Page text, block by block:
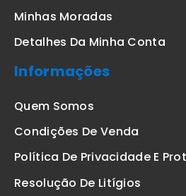
Minhas Moradas
Detalhes Da Minha Conta
Informações
Quem Somos
Condições De Venda
Política De Privacidade E
Resolução De Litígios